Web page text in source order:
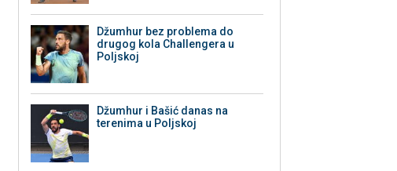
Džumhur bez problema do
drugog kola Challengera u
Poljskoj
Džumhur i Bašić danas na
terenima u Poljskoj